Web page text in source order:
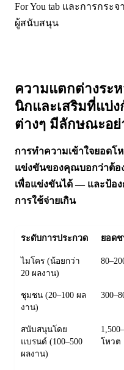
For You tab และการกระ
ผู้สนับสนุน
ความแตกต่างระ
นิกและเสริมที่แบ่
ต่างๆ มีลักษณะอย่
การทำความเข้าใจยอดโ
แข่งขันของคุณบอกว่าต้อ
เพื่อแข่งขันได้ — และป้อ
การใช้จ่ายเกิน
ระดับการประกวด ยอด
ไมโคร (น้อยกว่า
20 ผลงาน)
ชุมชน (20–100 ผล
งาน)
สนับสนุนโดย
แบรนด์ (100–500
ผลงาน)
โหวต